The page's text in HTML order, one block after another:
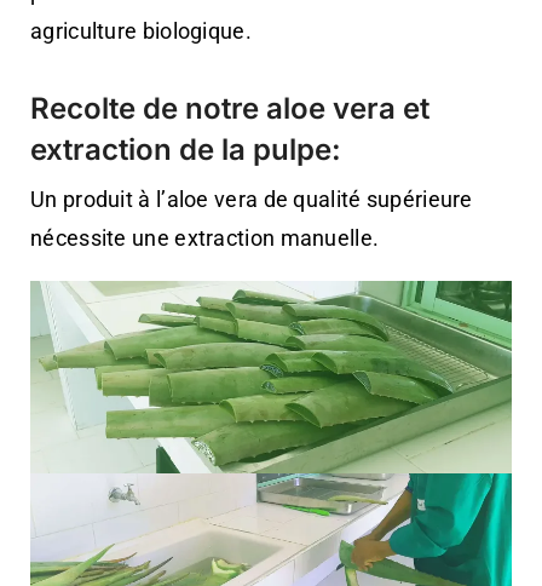
agriculture biologique.
Recolte de notre aloe vera et
extraction de la pulpe:
Un produit à l’aloe vera de qualité supérieure
nécessite une extraction manuelle.